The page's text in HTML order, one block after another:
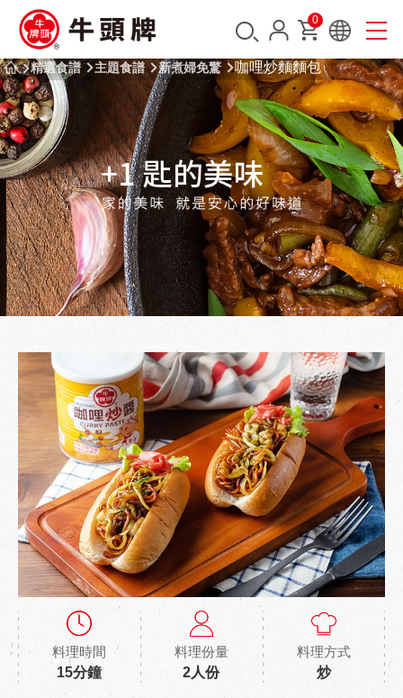
0
精選食譜 主題食譜 新煮婦免驚 咖哩炒麵麵包
料理時間
15分鐘
料理份量
2人份
料理方式
炒